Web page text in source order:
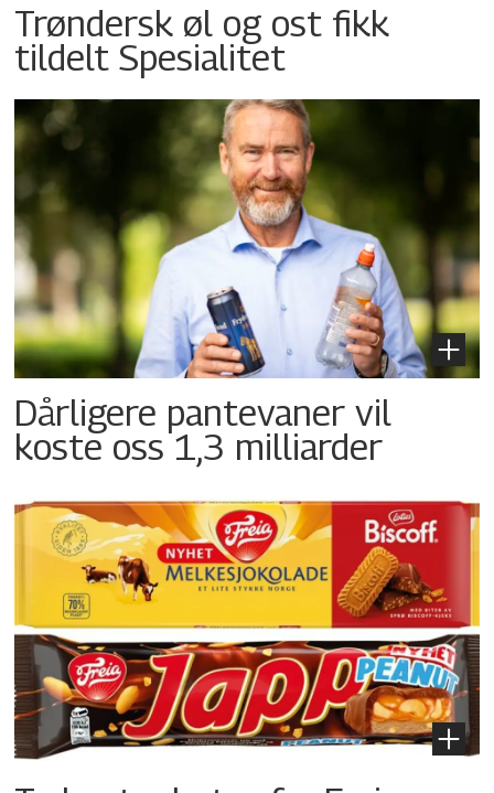
Trøndersk øl og ost fikk
tildelt Spesialitet
Dårligere pantevaner vil
koste oss 1,3 milliarder